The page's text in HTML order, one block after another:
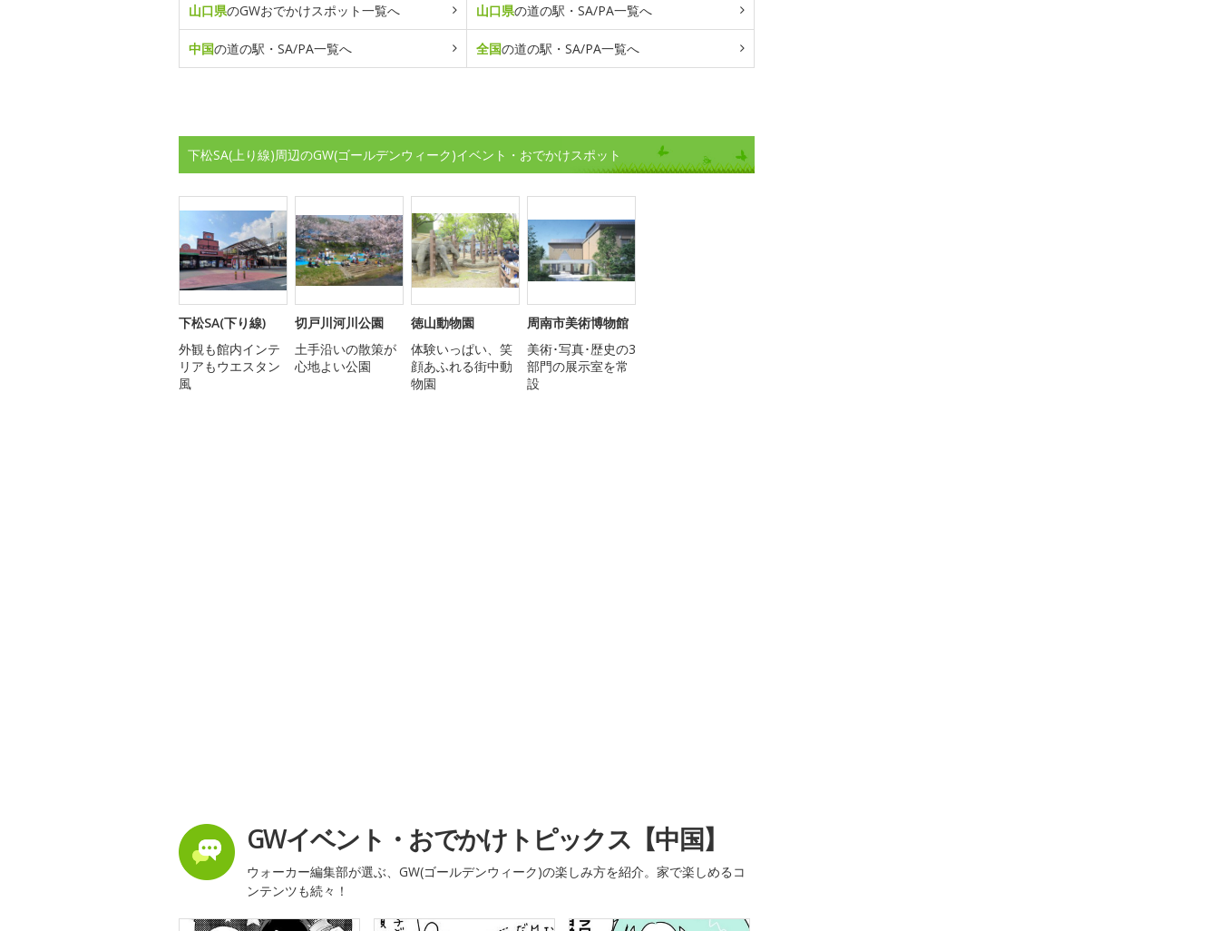
山口県のGWおでかけスポット一覧へ 山口県の道の駅・SA/PA一覧へ
中国の道の駅・SA/PA一覧へ 全国の道の駅・SA/PA一覧へ
下松SA(上り線)周辺のGW(ゴールデンウィーク)イベント・おでかけスポット
下松SA(下り線)
外観も館内インテ
リアもウエスタン
風
切戸川河川公園
土手沿いの散策が
心地よい公園
徳山動物園
体験いっぱい、笑
顔あふれる街中動
物園
周南市美術博物館
美術･写真･歴史の3
部門の展示室を常
設
GWイベント・おでかけトピックス【中国】
ウォーカー編集部が選ぶ、GW(ゴールデンウィーク)の楽しみ方を紹介。家で楽しめるコ
ンテンツも続々！